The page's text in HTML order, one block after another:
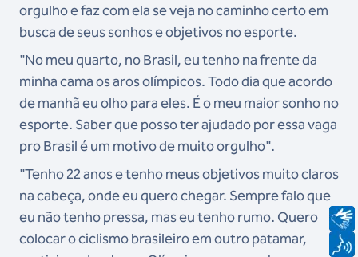
orgulho e faz com ela se veja no caminho certo em
busca de seus sonhos e objetivos no esporte.
"No meu quarto, no Brasil, eu tenho na frente da
minha cama os aros olímpicos. Todo dia que acordo
de manhã eu olho para eles. É o meu maior sonho no
esporte. Saber que posso ter ajudado por essa vaga
pro Brasil é um motivo de muito orgulho".
"Tenho 22 anos e tenho meus objetivos muito claros
na cabeça, onde eu quero chegar. Sempre falo que
eu não tenho pressa, mas eu tenho rumo. Quero
colocar o ciclismo brasileiro em outro patamar,